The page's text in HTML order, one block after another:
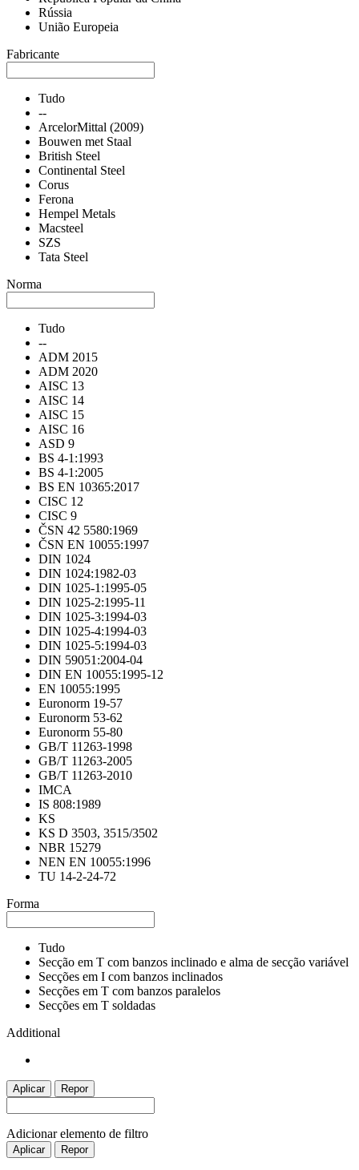
Rússia
União Europeia
Fabricante
Tudo
--
ArcelorMittal (2009)
Bouwen met Staal
British Steel
Continental Steel
Corus
Ferona
Hempel Metals
Macsteel
SZS
Tata Steel
Norma
Tudo
--
ADM 2015
ADM 2020
AISC 13
AISC 14
AISC 15
AISC 16
ASD 9
BS 4-1:1993
BS 4-1:2005
BS EN 10365:2017
CISC 12
CISC 9
ČSN 42 5580:1969
ČSN EN 10055:1997
DIN 1024
DIN 1024:1982-03
DIN 1025-1:1995-05
DIN 1025-2:1995-11
DIN 1025-3:1994-03
DIN 1025-4:1994-03
DIN 1025-5:1994-03
DIN 59051:2004-04
DIN EN 10055:1995-12
EN 10055:1995
Euronorm 19-57
Euronorm 53-62
Euronorm 55-80
GB/T 11263-1998
GB/T 11263-2005
GB/T 11263-2010
IMCA
IS 808:1989
KS
KS D 3503, 3515/3502
NBR 15279
NEN EN 10055:1996
TU 14-2-24-72
Forma
Tudo
Secção em T com banzos inclinado e alma de secção variável
Secções em I com banzos inclinados
Secções em T com banzos paralelos
Secções em T soldadas
Additional
Aplicar Repor
Adicionar elemento de filtro
Aplicar Repor